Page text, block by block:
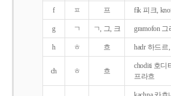
f ㅍ 프 fík 피크,
g ㄱ ㄱ, 그, 크 gramofon
h ㅎ 흐 hadr 하드르
ch ㅎ 흐
choditi 호디
프라흐